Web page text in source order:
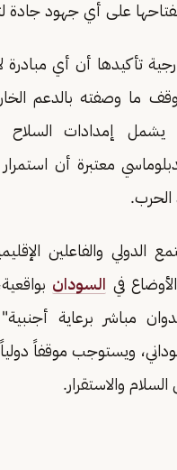
على أي جهود جادة
تأكيدها أن أي مبادرة
ما وصفته بالدعم
يشمل إمدادات السلاح
معتبرة أن
الحرب.
الدولي والفاعلين
في السودان
مباشر برعاية
ويستوجب موقفاً
والاستقرار.